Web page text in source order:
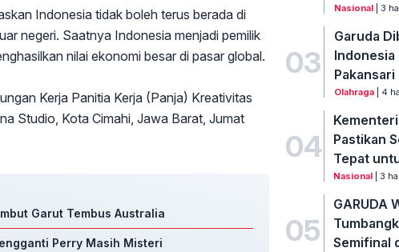
Indonesia tidak boleh terus berada di
negeri. Saatnya Indonesia menjadi pemilik
nilai ekonomi besar di pasar global.
Kerja Panitia Kerja (Panja) Kreativitas
Studio, Kota Cimahi, Jawa Barat, Jumat
Garut Tembus Australia
Perry Masih Misteri
Nasional| 3
03
Garuda
Indonesia
Pakansari
Olahraga| 4
04
Pastikan
Tepat
Nasional | 3
05
GARUDA
Semifinal